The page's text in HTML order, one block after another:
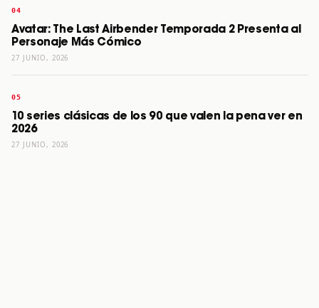
Avatar: The Last Airbender Temporada 2 Presenta al
Personaje Más Cómico
27 JUNIO, 2026
10 series clásicas de los 90 que valen la pena ver en
2026
27 JUNIO, 2026